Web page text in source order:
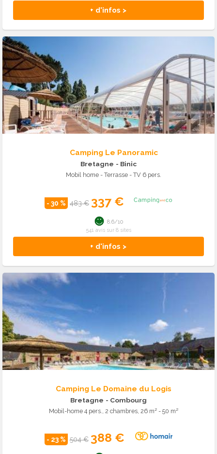
+ d'infos >
Camping Le Panoramic
Bretagne - Binic
Mobil home - Terrasse - TV 6 pers.
- 30 % 483 € 337 €
+ d'infos >
8.6/10
541 avis sur 8 sites
Camping Le Domaine du Logis
Bretagne - Combourg
Mobil-home 4 pers., 2 chambres, 26 m² - 50 m²
- 23 % 504 € 388 €